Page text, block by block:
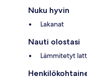
Nuku hyvin
Lakanat
Nauti olostasi
Lämmitetyt